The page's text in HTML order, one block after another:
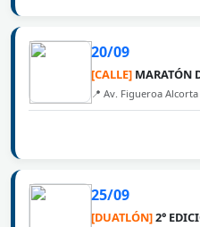
20/09
[CALLE] MARATÓN
📍 Av. Figueroa
25/09
[DUATLÓN]2°